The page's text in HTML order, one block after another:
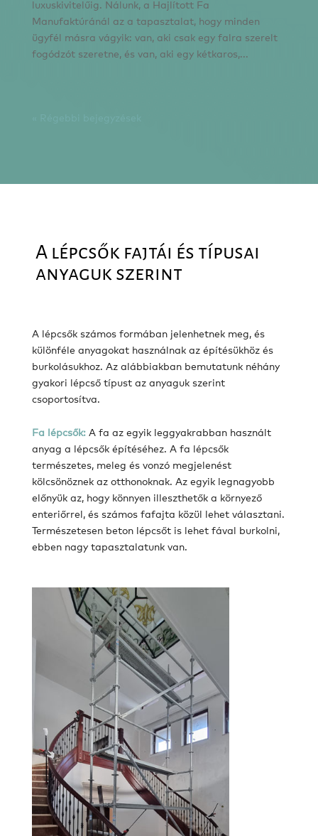
luxuskivitelűig. Nálunk, a Hajlított Fa
Manufaktúránál az a tapasztalat, hogy minden
ügyfél másra vágyik: van, aki csak egy falra szerelt
fogódzót szeretne, és van, aki egy kétkaros,...
A lépcsők fajtái és típusai
anyaguk szerint
A lépcsők számos formában jelenhetnek meg, és
különféle anyagokat használnak az építésükhöz és
burkolásukhoz. Az alábbiakban bemutatunk néhány
gyakori lépcső típust az anyaguk szerint
csoportosítva.
Fa lépcsők: A fa az egyik leggyakrabban használt
anyag a lépcsők építéséhez. A fa lépcsők
természetes, meleg és vonzó megjelenést
kölcsönöznek az otthonoknak. Az egyik legnagyobb
előnyük az, hogy könnyen illeszthetők a környező
enteriőrrel, és számos fafajta közül lehet választani.
Természetesen beton lépcsőt is lehet fával burkolni,
ebben nagy tapasztalatunk van.